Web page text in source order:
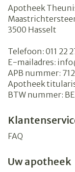
Apotheek
3500 Hasselt
Telefoon: 011 22
E-mailadres:
APB nummer:
Apotheek
BTW nummer:
FAQ
Uw apotheek